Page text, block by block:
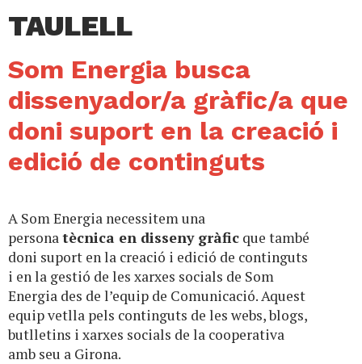
TAULELL
Som Energia busca
dissenyador/a gràfic/a que
doni suport en la creació i
edició de continguts
A Som Energia necessitem una
persona tècnica en disseny gràfic que també
doni suport en la creació i edició de continguts
i en la gestió de les xarxes socials de Som
Energia des de l’equip de Comunicació. Aquest
equip vetlla pels continguts de les webs, blogs,
butlletins i xarxes socials de la cooperativa
amb seu a Girona.